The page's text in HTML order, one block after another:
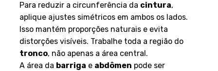
Para reduzir a circunferência da cintura,
aplique ajustes simétricos em ambos os lados.
Isso mantém proporções naturais e evita
distorções visíveis. Trabalhe toda a região do
tronco, não apenas a área central.
A área da barriga e abdômen pode ser